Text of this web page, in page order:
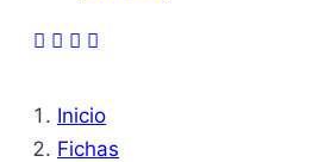
Inicio
Fichas